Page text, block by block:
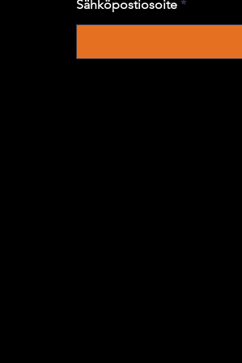
Sähköpostiosoite